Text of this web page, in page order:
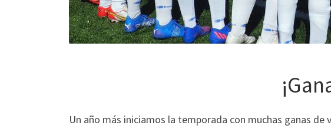
Un año más iniciamos la temporada con muchas ganas